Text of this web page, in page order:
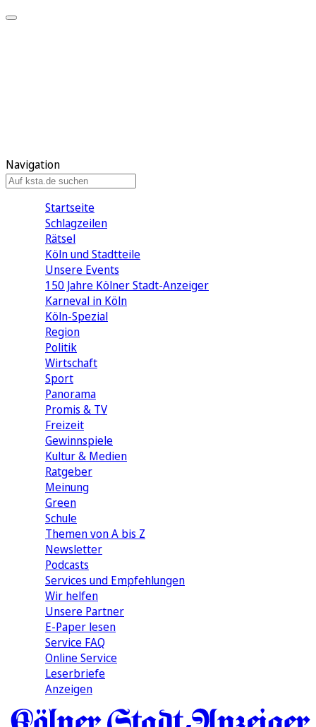
Navigation
Startseite
Schlagzeilen
Rätsel
Köln und Stadtteile
Unsere Events
150 Jahre Kölner Stadt-Anzeiger
Karneval in Köln
Köln-Spezial
Region
Politik
Wirtschaft
Sport
Panorama
Promis & TV
Freizeit
Gewinnspiele
Kultur & Medien
Ratgeber
Meinung
Green
Schule
Themen von A bis Z
Newsletter
Podcasts
Services und Empfehlungen
Wir helfen
Unsere Partner
E-Paper lesen
Service FAQ
Online Service
Leserbriefe
Anzeigen